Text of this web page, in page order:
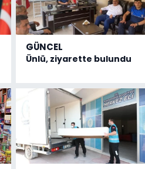
GÜNCEL
Ünlü, ziyarette bulundu